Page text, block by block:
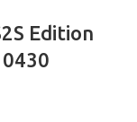
Edition